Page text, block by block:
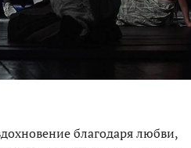
благодаря любви,